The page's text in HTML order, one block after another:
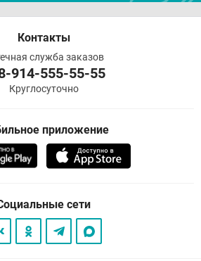
Контакты
служба заказов
914-555-55-55
Круглосуточно
приложение
сети